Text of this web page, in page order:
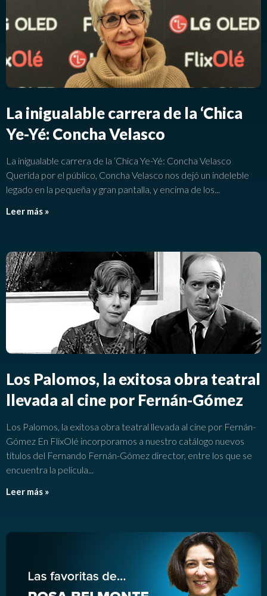
La inigualable carrera de la ‘Chica
Ye-Yé: Concha Velasco
La inigualable carrera de la ‘Chica Ye-Yé: Concha Velasco
Querida por el público, Concha Velasco nos dejó un indeleble
legado en la pequeña y gran pantalla, y encima de los
Leer más »
Los Palomos, la exitosa obra teatral
llevada al cine por Fernán-Gómez
Los Palomos, la exitosa obra teatral llevada al cine por Fernán-
Gómez En FlixOlé incorporamos a nuestro catálogo nuevos
títulos del Fernando Fernán-Gómez director, entre los que se
encuentra la película
Leer más »